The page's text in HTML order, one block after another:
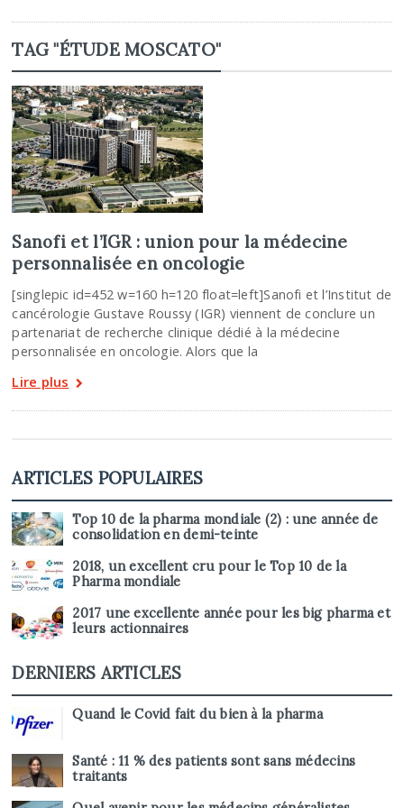
TAG "ÉTUDE MOSCATO"
Sanofi et l’IGR : union pour la médecine
personnalisée en oncologie
[singlepic id=452 w=160 h=120 float=left]Sanofi et l’Institut de
cancérologie Gustave Roussy (IGR) viennent de conclure un
partenariat de recherche clinique dédié à la médecine
personnalisée en oncologie. Alors que la
Lire plus
ARTICLES POPULAIRES
Top 10 de la pharma mondiale (2) : une année de
consolidation en demi-teinte
2018, un excellent cru pour le Top 10 de la
Pharma mondiale
2017 une excellente année pour les big pharma et
leurs actionnaires
DERNIERS ARTICLES
Quand le Covid fait du bien à la pharma
Santé : 11 % des patients sont sans médecins
traitants